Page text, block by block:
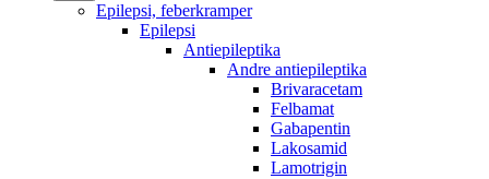
Epilepsi, feberkramper
Epilepsi
Antiepileptika
Andre antiepileptika
Brivaracetam
Felbamat
Gabapentin
Lakosamid
Lamotrigin